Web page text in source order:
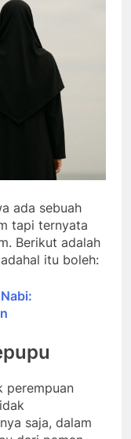
ada sebuah
tapi ternyata
Berikut adalah
itu boleh:
u
perempuan
saja, dalam